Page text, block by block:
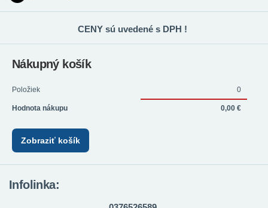
CENY sú uvedené s DPH !
Nákupný košík
Položiek 0
Hodnota nákupu 0,00 €
Zobraziť košík
Infolinka: